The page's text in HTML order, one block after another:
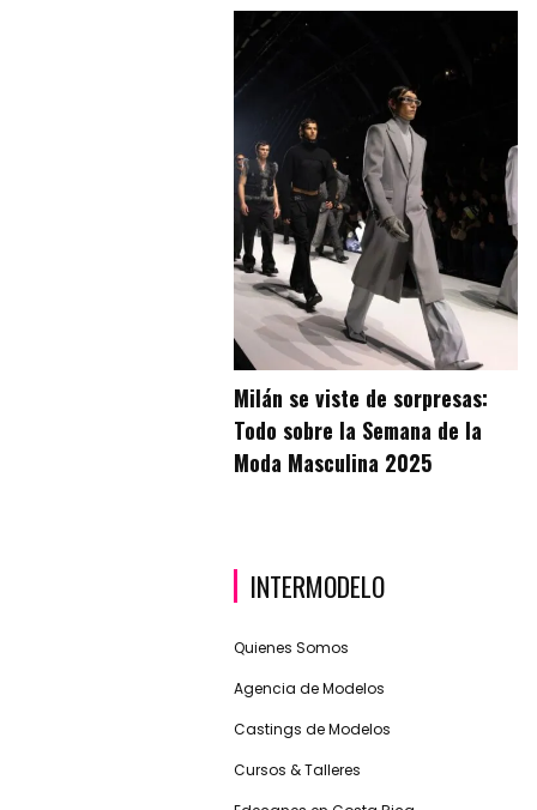
Milán se viste de sorpresas:
Todo sobre la Semana de la
Moda Masculina 2025
INTERMODELO
Quienes Somos
Agencia de Modelos
Castings de Modelos
Cursos & Talleres